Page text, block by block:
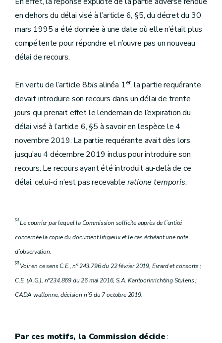
en dehors du délai visé à l’article 6, §5, du décret du 30
mars 1995 a été donnée à une date où elle n’était plus
compétente pour répondre et n’ouvre pas un nouveau
délai de recours.
En vertu de l’article 8bisalinéa 1er, la partie requérante
devait introduire son recours dans un délai de trente
jours qui prenait effet le lendemain de l’expiration du
délai visé à l’article 6, §5 à savoir en l’espèce le 4
novembre 2019. La partie requérante avait dès lors
jusqu’au 4 décembre 2019 inclus pour introduire son
recours. Le recours ayant été introduit au-delà de ce
délai, celui-ci n’est pas recevable ratione temporis.
[1]Le courrier par lequel la Commission sollicite auprès de l’entité
concernée la copie du document litigieux et le cas échéant une note
d’observation.
[2]Voir en ce sens C.E., n° 243.796 du 22 février 2019, Evrard et consorts ;
C.E. (A.G.), n°234.869 du 26 mai 2016, S.A. Kantoorinrichting Stulens ;
CADA wallonne, décision n°5 du 7 octobre 2019.
Par ces motifs, la Commission décide: